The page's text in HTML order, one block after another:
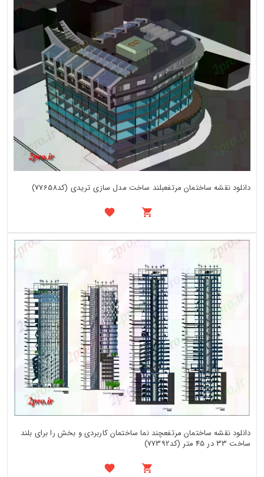
دانلود نقشه ساختمان مرتفعبلند ساخت مدل سازی تریدی (کد77658)
دانلود نقشه ساختمان مرتفعچند نما ساختمان کاربردی و بخش را برای بلند
ساخت 33 در 45 متر (کد77392)